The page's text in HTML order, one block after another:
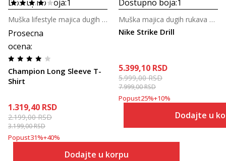
Dostupno boja:1
Prosecna
ocena:
Champion Long Sleeve T-
Shirt
Muška lifestyle majica dugih rukava
1.319,40 RSD
2.199,00RSD
3.199,00RSD
Popust31%+40%
Dodajte u korpu
Dostupno boja:1
Nike Strike Drill
Muška majica dugih rukava za fudbal
5.399,10 RSD
5.999,00RSD
7.999,00RSD
Popust25%+10%
Dodajte u